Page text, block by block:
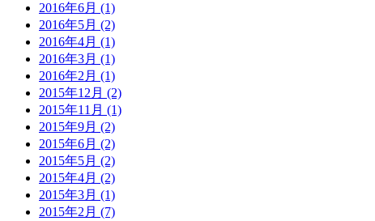
2016年6月 (1)
2016年5月 (2)
2016年4月 (1)
2016年3月 (1)
2016年2月 (1)
2015年12月 (2)
2015年11月 (1)
2015年9月 (2)
2015年6月 (2)
2015年5月 (2)
2015年4月 (2)
2015年3月 (1)
2015年2月 (7)